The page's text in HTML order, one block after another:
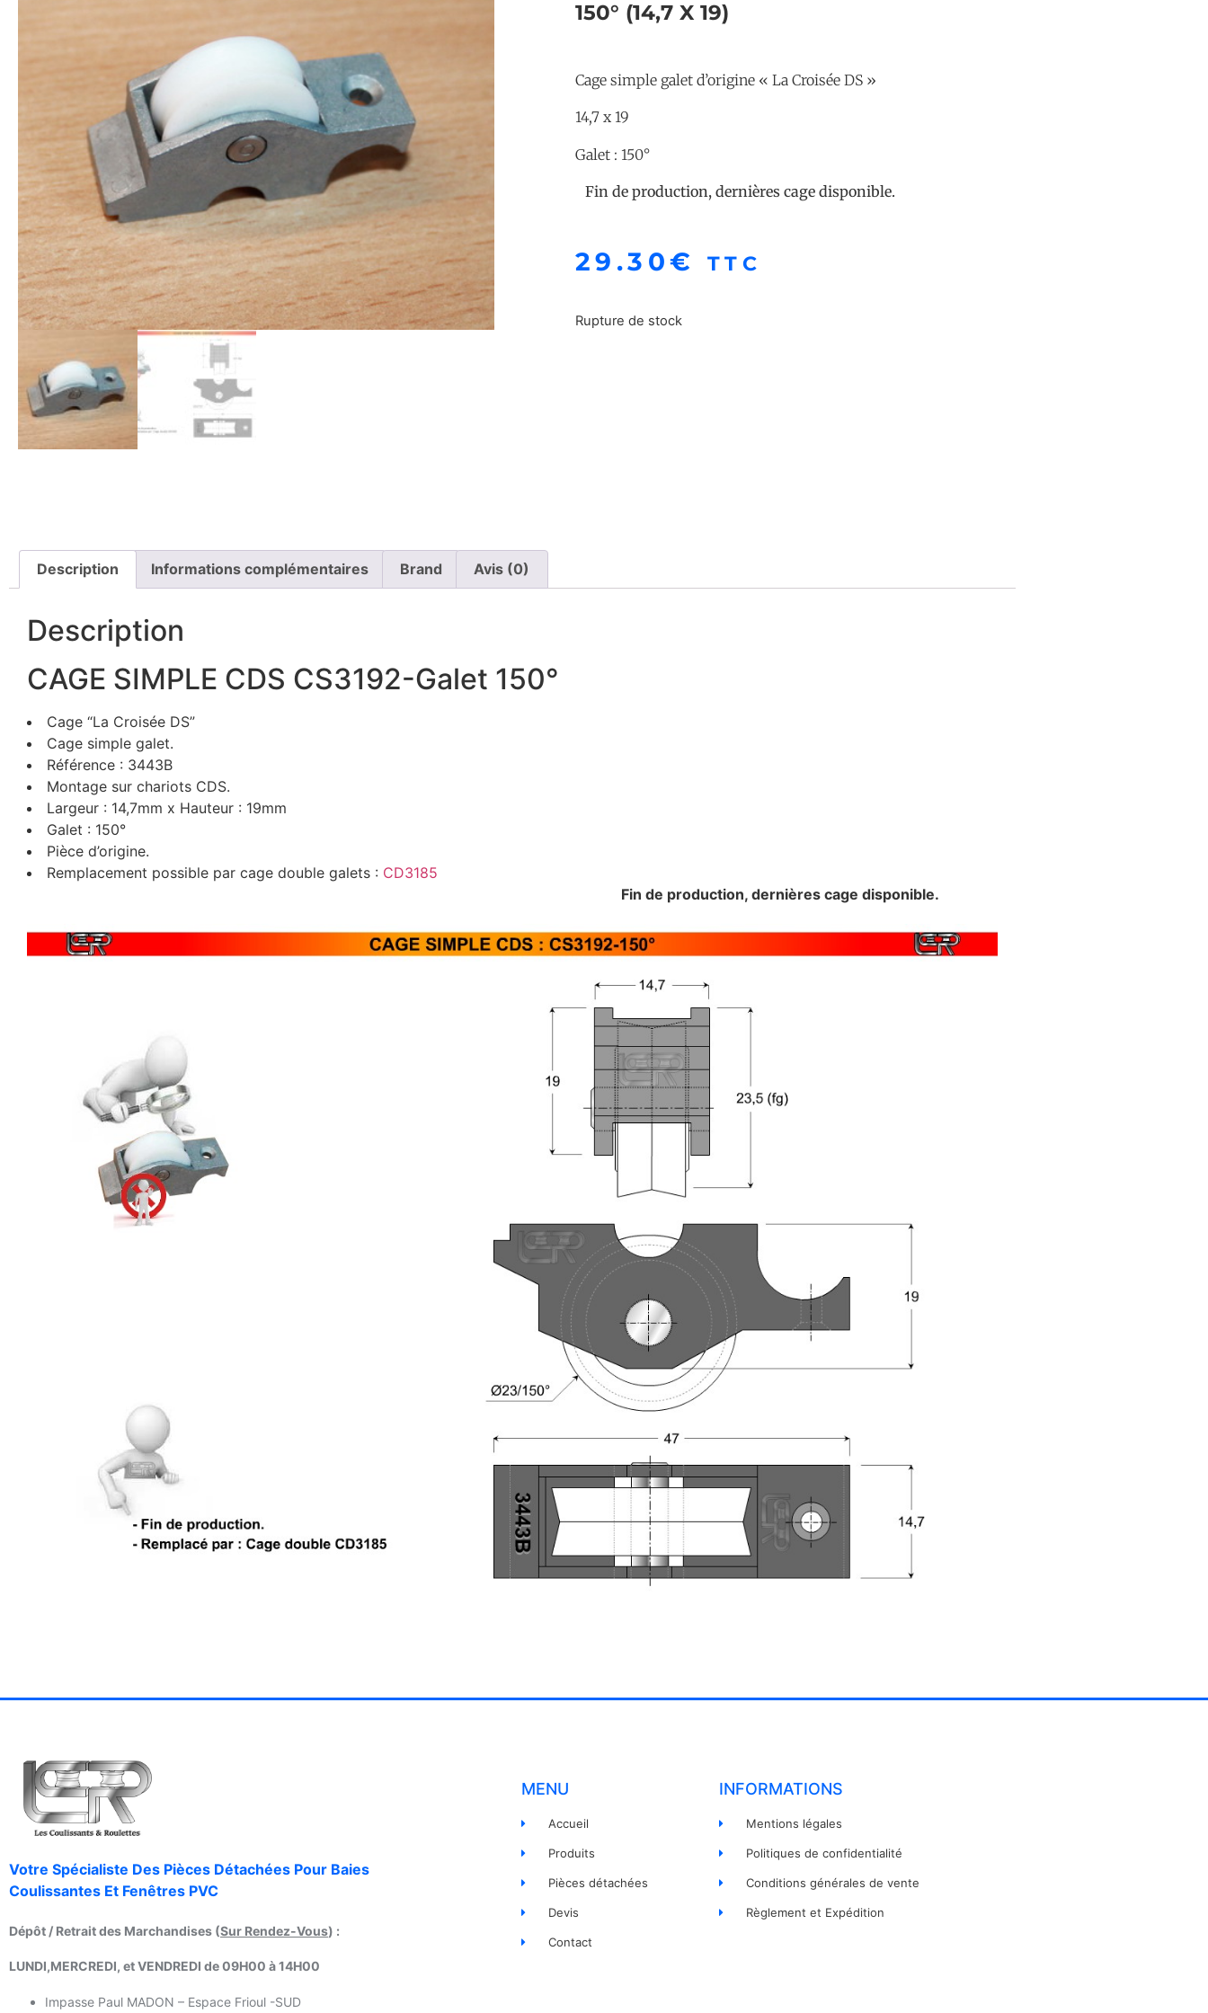
150° (14,7 X 19)
Cage simple galet d’origine « La Croisée DS »
14,7 x 19
Galet : 150°
Fin de production, dernières cage disponible.
29.30€ TTC
Rupture de stock
Description Informations complémentaires Brand Avis (0)
Description
CAGE SIMPLE CDS CS3192-Galet 150°
Cage “La Croisée DS”
Cage simple galet.
Référence : 3443B
Montage sur chariots CDS.
Largeur : 14,7mm x Hauteur : 19mm
Galet : 150°
Pièce d’origine.
Remplacement possible par cage double galets : CD3185
Fin de production, dernières cage disponible.
Votre Spécialiste Des Pièces Détachées Pour Baies
Coulissantes Et Fenêtres PVC
Dépôt / Retrait des Marchandises (Sur Rendez-Vous) :
LUNDI,MERCREDI, et VENDREDI de 09H00 à 14H00
Impasse Paul MADON – Espace Frioul -SUD
MENU
Accueil
Produits
Pièces détachées
Devis
Contact
INFORMATIONS
Mentions légales
Politiques de confidentialité
Conditions générales de vente
Règlement et Expédition